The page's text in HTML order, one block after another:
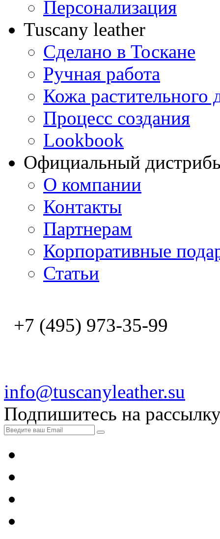
Персонализация
Tuscany leather
Сделано в Тоскане
Ручная работа
Кожа растительного
Процесс создания
Lookbook
Официальный
О компании
Контакты
Партнерам
Корпоративные
Статьи
+7 (495) 973-35-99
info@tuscanyleather.su
Подпишитесь на